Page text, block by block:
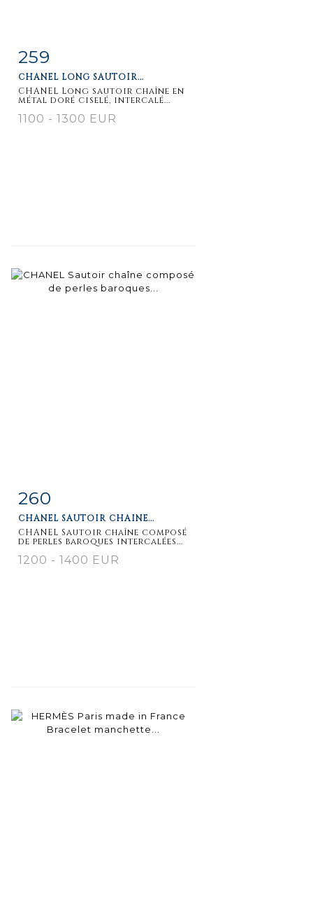
Item detail
259
CHANEL LONG SAUTOIR...
CHANEL Long sautoir chaîne en
métal doré ciselé, intercalé...
1100 - 1300 EUR
Item detail
260
CHANEL SAUTOIR CHAÎNE...
CHANEL Sautoir chaîne composé
de perles baroques intercalées...
1200 - 1400 EUR